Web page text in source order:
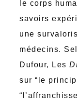
le corps
savoirs
une
médecins.
Dufour, Les
sur “le